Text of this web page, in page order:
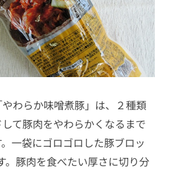
わらか味噌煮豚」は、２種類
て豚肉をやわらかくなるまで
一袋にゴロゴロした豚ブロッ
。豚肉を食べたい厚さに切り分